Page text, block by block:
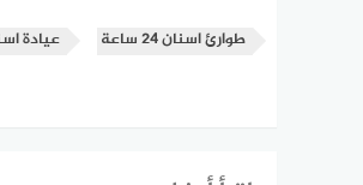
طوارئ اسنان 24 ساعة عيادة اسنان